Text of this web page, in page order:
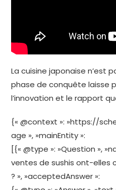
La cuisine japonaise n’est
phase de conquête laisse
l’innovation et le rapport
{« @context »: »https://
age », »mainEntity »:
[{« @type »: »Question »,
ventes de sushis ont-elles
? », »acceptedAnswer »: